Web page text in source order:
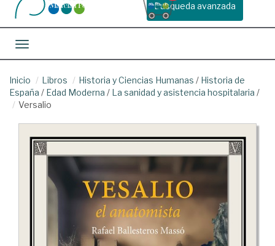
Busqueda avanzada
Toggle navigation
Inicio Libros Historia y Ciencias Humanas / Historia de
España / Edad Moderna / La sanidad y asistencia hospitalaria /
Versalio